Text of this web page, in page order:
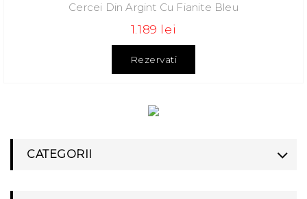
Cercei Din Argint Cu Fianite Bleu
1.189 lei
Rezervati
CATEGORII